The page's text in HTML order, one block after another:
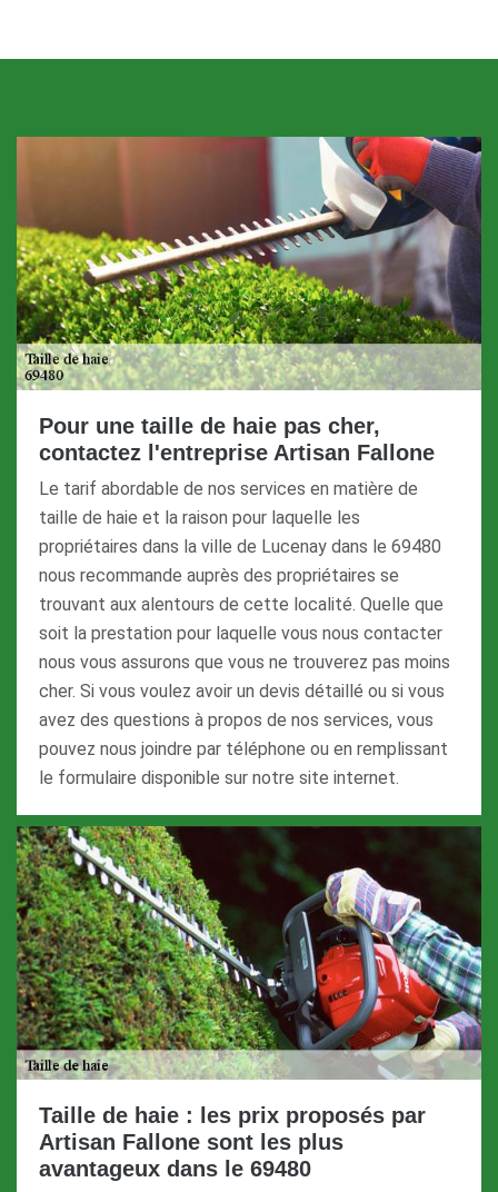
Pour une taille de haie pas cher,
contactez l'entreprise Artisan Fallone
Le tarif abordable de nos services en matière de
taille de haie et la raison pour laquelle les
propriétaires dans la ville de Lucenay dans le 69480
nous recommande auprès des propriétaires se
trouvant aux alentours de cette localité. Quelle que
soit la prestation pour laquelle vous nous contacter
nous vous assurons que vous ne trouverez pas moins
cher. Si vous voulez avoir un devis détaillé ou si vous
avez des questions à propos de nos services, vous
pouvez nous joindre par téléphone ou en remplissant
le formulaire disponible sur notre site internet.
Taille de haie : les prix proposés par
Artisan Fallone sont les plus
avantageux dans le 69480